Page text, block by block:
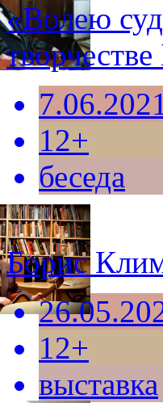
«Волею
12+
беседа
Борис
12+
выставка